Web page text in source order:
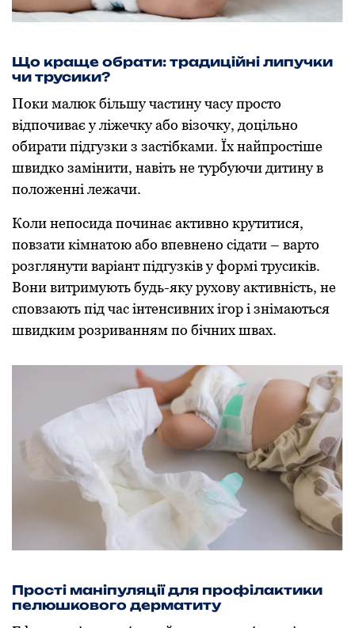
Що краще обрати: традиційні липучки
чи трусики?
Поки малюк більшу частину часу просто
відпочиває у ліжечку або візочку, доцільно
обирати підгузки з застібками. Їх найпростіше
швидко замінити, навіть не турбуючи дитину в
положенні лежачи.
Коли непосида починає активно крутитися,
повзати кімнатою або впевнено сідати – варто
розглянути варіант підгузків у формі трусиків.
Вони витримують будь-яку рухову активність, не
сповзають під час інтенсивних ігор і знімаються
швидким розриванням по бічних швах.
Прості маніпуляції для профілактики
пелюшкового дерматиту